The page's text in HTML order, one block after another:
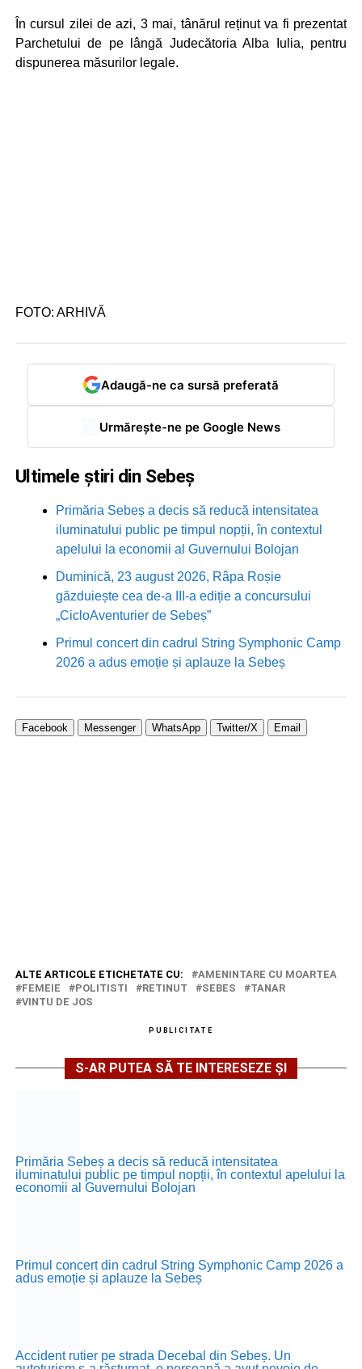
În cursul zilei de azi, 3 mai, tânărul reținut va fi prezentat
Parchetului de pe lângă Judecătoria Alba Iulia, pentru
dispunerea măsurilor legale.
FOTO: ARHIVĂ
Adaugă-ne ca sursă preferată
Urmărește-ne pe Google News
Ultimele știri din Sebeș
Primăria Sebeș a decis să reducă intensitatea
iluminatului public pe timpul nopții, în contextul
apelului la economii al Guvernului Bolojan
Duminică, 23 august 2026, Râpa Roșie
găzduiește cea de-a III-a ediție a concursului
„CicloAventurier de Sebeș”
Primul concert din cadrul String Symphonic Camp
2026 a adus emoție și aplauze la Sebeș
Facebook Messenger WhatsApp Twitter/X Email
ALTE ARTICOLE ETICHETATE CU:
AMENINTARE CU MOARTEA
FEMEIE
POLITISTI RETINUT SEBES
TANAR
VINTU DE JOS
PUBLICITATE
S-AR PUTEA SĂ TE INTERESEZE ȘI
Primăria Sebeș a decis să reducă intensitatea
iluminatului public pe timpul nopții, în contextul apelului la
economii al Guvernului Bolojan
Primul concert din cadrul String Symphonic Camp 2026 a
adus emoție și aplauze la Sebeș
Accident rutier pe strada Decebal din Sebeș. Un